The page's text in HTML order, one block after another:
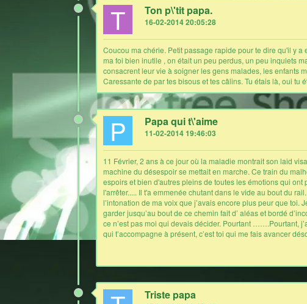
T Ton p\'tit papa.
16-02-2014 20:05:28
Coucou ma chérie. Petit passage rapide pour te dire qu'il y
ma foi bien inutile , on était un peu perdus, un peu inquiets
consacrent leur vie à soigner les gens malades, les enfants
Caressante de par tes bisous et tes câlins. Tu étais là, oui tu
P Papa qui t\'aime
11-02-2014 19:46:03
11 Février, 2 ans à ce jour où la maladie montrait son laid
machine du désespoir se mettait en marche. Ce train du
espoirs et bien d'autres pleins de toutes les émotions qui
l'arrêter..... Il t'a emmenée chutant dans le vide au bout du
l’intonation de ma voix que j’avais encore plus peur que toi.
garder jusqu’au bout de ce chemin fait d’ aléas et bordé
ce n’est pas moi qui devais décider. Pourtant …….Pourtant,
qui t’accompagne à présent, c’est toi qui me fais avancer
Triste papa